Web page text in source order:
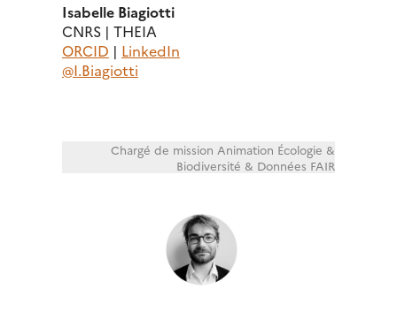
Isabelle Biagiotti
CNRS | THEIA
ORCID | LinkedIn
@I.Biagiotti
Chargé de mission Animation Écologie &
Biodiversité & Données FAIR